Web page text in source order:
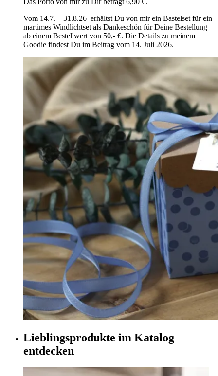
Vom 14.7. – 31.8.26 erhältst Du von mir ein Bastelset für ein
martimes Windlichtset als Dankeschön für Deine Bestellung
ab einem Bestellwert von 50,- €. Die Details zu meinem
Goodie findest Du im Beitrag vom 14. Juli 2026.
Lieblingsprodukte im Katalog
entdecken